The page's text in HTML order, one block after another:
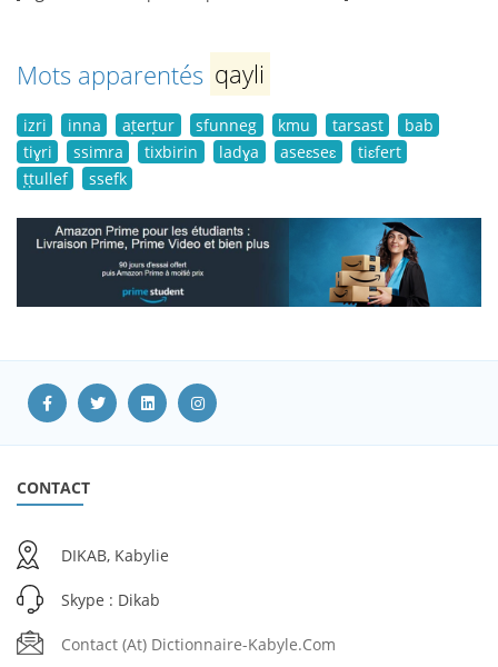
Mots apparentés qayli
izri inna aṭerṭur sfunneg kmu tarsast
bab
tiɣri
ssimra tixbirin ladɣa aseɛseɛ
tiɛfert
ṭṭullef
ssefk
CONTACT
DIKAB, Kabylie
Skype : Dikab
Contact (at) Dictionnaire-Kabyle.com